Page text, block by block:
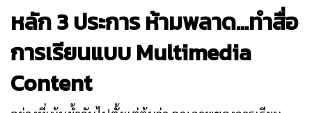
หลัก3 ประการ ห้ามพลาด…ทำสื่อ
การเรียนแบบMultimedia
Content